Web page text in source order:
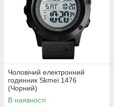
Чоловічий електронний
годинник Skmei 1476
(Чорний)
В наявності